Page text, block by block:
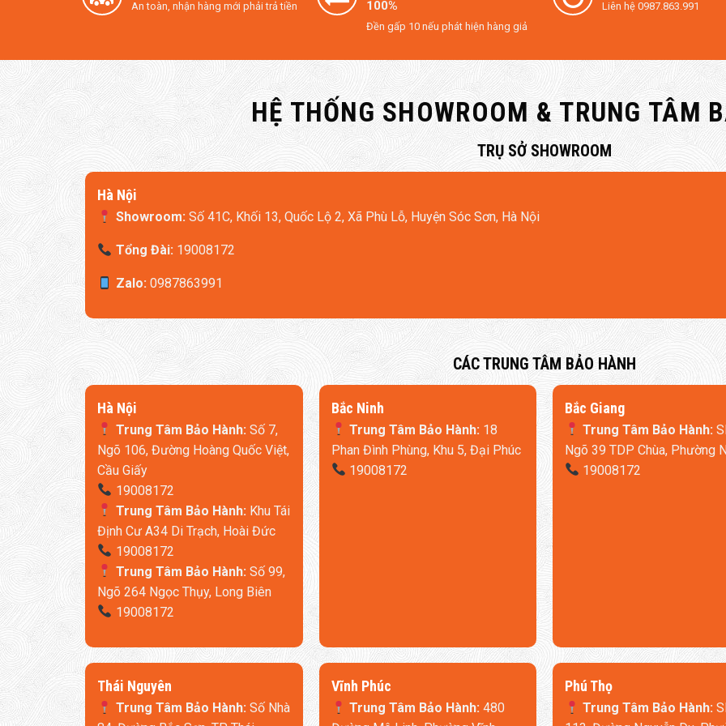
Thiết kế nguyên khối:
Khung vỏ chắc chắn, phủ sơn tĩnh điện chống ăn mòn.
Điều khiển thông minh: Dễ dàng đồng bộ qua bảng điều khiển treo tường và App Xiaomi MiHome.
2. So sánh máy cấp khí tươi nhà phố với các giải pháp trên thị trường
An toàn, nhận hàng mới phải trả tiền
100%
Đền gấp 10 nếu phát hiện hàng giả
Liên hệ 0987.863.991
HỆ THỐNG SHOWROOM & TRUNG TÂM
​TRỤ SỞ SHOWROOM
Hà Nội
Showroom:Số 41C, Khối 13, Quốc Lộ 2, Xã Phù Lỗ, Huyện Sóc Sơn, Hà Nội
Tổng Đài:19008172
Zalo:0987863991
​CÁC TRUNG TÂM BẢO HÀNH
​Hà Nội
Trung Tâm Bảo Hành: Số 7,
Ngõ 106, Đường Hoàng Quốc Việt,
Cầu Giấy
19008172
Trung Tâm Bảo Hành: Khu Tái
Định Cư A34 Di Trạch, Hoài Đức
19008172
Trung Tâm Bảo Hành: Số 99,
Ngõ 264 Ngọc Thụy, Long Biên
19008172
​Bắc Ninh
Trung Tâm Bảo Hành: 18
Phan Đình Phùng, Khu 5, Đại Phúc
19008172
​Bắc Giang
Trung Tâm Bảo Hành:
Ngõ 39 TDP Chùa, Phường
19008172
Thái Nguyên
Trung Tâm Bảo Hành:Số Nhà
​Vĩnh Phúc
Trung Tâm Bảo Hành:480
​Phú Thọ
Trung Tâm Bảo Hành: